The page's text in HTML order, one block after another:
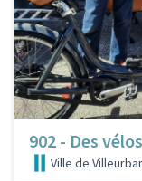
902 - Des
Ville de